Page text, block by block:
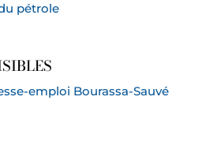
pétrole
emploi Bourassa-Sauvé